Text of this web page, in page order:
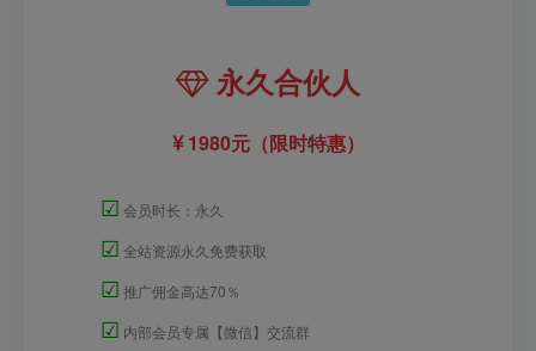
永久合伙人
1980元（限时特惠）
☑ 会员时长：永久
☑ 全站资源永久免费获取
☑ 推广佣金高达70％
☑ 内部会员专属【微信】交流群